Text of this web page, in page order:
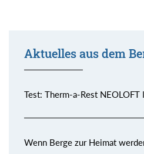
Aktuelles aus dem
Test: Therm-a-Rest NEOLOFT
Wenn Berge zur Heimat